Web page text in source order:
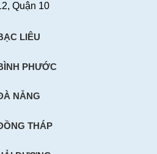
Quận 10
LIÊU
PHƯỚC
NẴNG
THÁP